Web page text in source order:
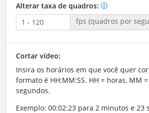
Alterar taxa de quadros:
fps (quadros por
Cortar vídeo:
Insira os horários em que você quer
formato é HH:MM:SS. HH = horas, MM
segundos.
Exemplo: 00:02:23 para 2 minutos e 23